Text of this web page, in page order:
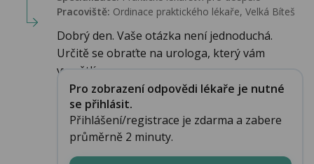
Pracoviště: Ordinace praktického lékaře, Velká Bíteš
Dobrý den. Vaše otázka není jednoduchá.
Určitě se obraťte na urologa, který vám
vysvětlí...
Pro zobrazení odpovědi lékaře je nutné
se přihlásit.
Přihlášení/registrace je zdarma a zabere
průměrně 2 minuty.